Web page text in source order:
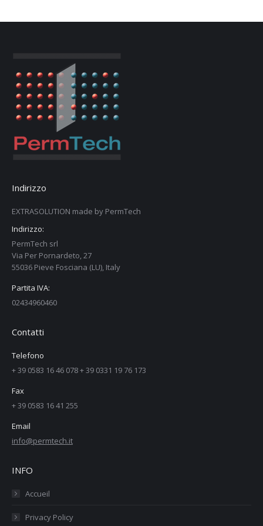
Indirizzo
EXTRASOLUTION made by PermTech
Indirizzo:
PermTech srl
Via Per Pornardeto, 27
55036 Pieve Fosciana (LU), Italy
Partita IVA:
02434960460
Contatti
Telefono
+ 39 0583 16 46 078 + 39 0331 19 76 173
Fax
+ 39 0583 16 41 255
Email
info@permtech.it
INFO
Accueil
Privacy Policy